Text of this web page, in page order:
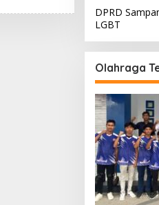
DPRD
LGBT
Olahraga